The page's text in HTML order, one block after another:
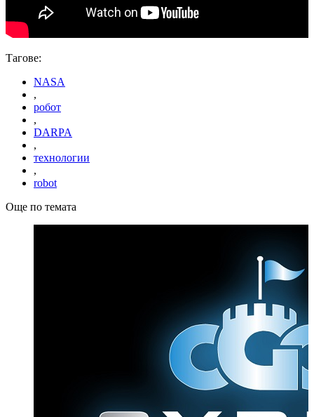
Тагове:
NASA
,
робот
,
DARPA
,
технологии
,
robot
Още по темата